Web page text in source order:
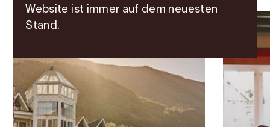
Website ist immer auf dem neuesten
Stand.